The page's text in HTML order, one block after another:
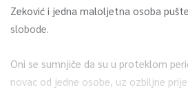
Zeković i jedna maloljetna osoba
slobode.
Oni se sumnjiče da su u proteklom
novac od jedne osobe, uz ozbiljne